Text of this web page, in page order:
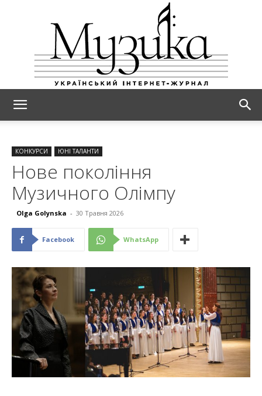
КОНКУРСИ ЮНІ ТАЛАНТИ
Новe покоління
Музичного Олімпу
Olga Golynska - 30 Травня 2026
Facebook WhatsApp